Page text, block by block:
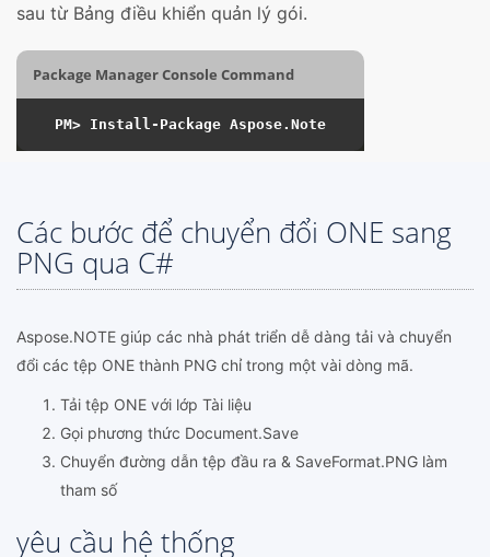
sau từ Bảng điều khiển quản lý gói.
Package Manager Console Command
Các bước để chuyển đổi ONE sang
PNG qua C#
Aspose.NOTE giúp các nhà phát triển dễ dàng tải và chuyển
đổi các tệp ONE thành PNG chỉ trong một vài dòng mã.
Tải tệp ONE với lớp Tài liệu
Gọi phương thức Document.Save
Chuyển đường dẫn tệp đầu ra & SaveFormat.PNG làm
tham số
yêu cầu hệ thống